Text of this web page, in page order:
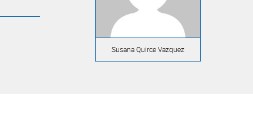
Susana Quirce Vazquez